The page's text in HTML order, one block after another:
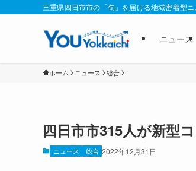
三重県四日市市の「旬」を届ける地域密着型ニ
ニュース
ホーム ニュース 総合
四日市市315人が新型
ニュース 総合 2022年12月31日